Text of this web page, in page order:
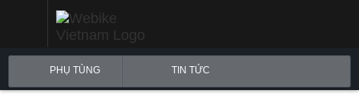
PHỤ TÙNG TIN TỨC